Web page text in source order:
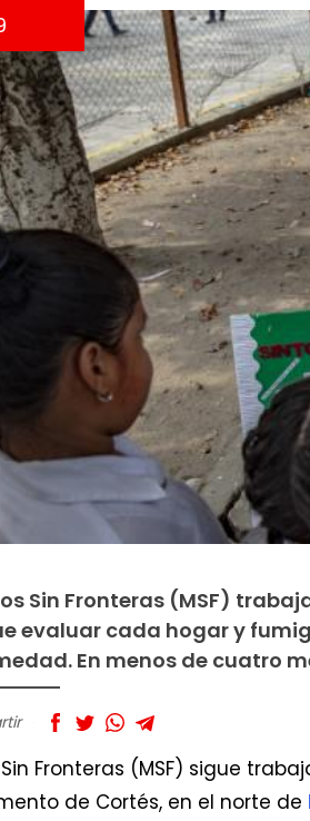
Sin Fronteras (MSF)
evaluar cada hogar y
En menos de cuatro
Fronteras (MSF) sigue
de Cortés, en el norte de